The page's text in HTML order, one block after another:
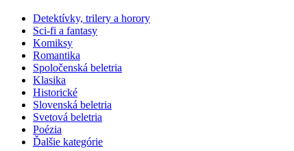
Detektívky, trilery a horory
Sci-fi a fantasy
Komiksy
Romantika
Spoločenská beletria
Klasika
Historické
Slovenská beletria
Svetová beletria
Poézia
Ďalšie kategórie